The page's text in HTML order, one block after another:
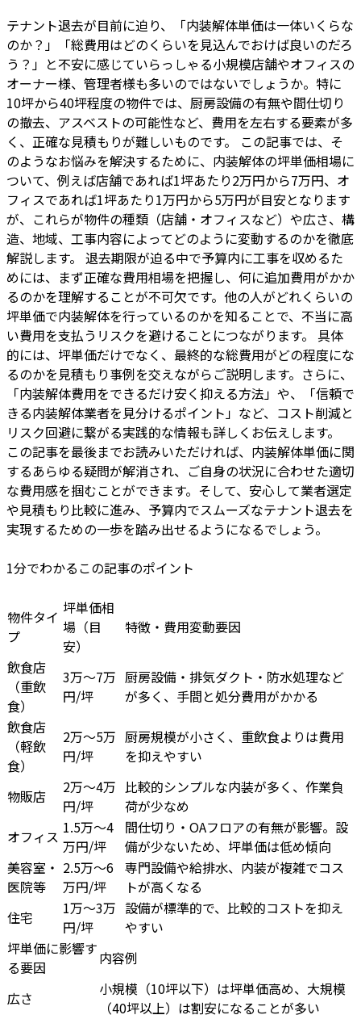
テナント退去が目前に迫り、「内装解体単価は一体いくらな
のか？」「総費用はどのくらいを見込んでおけば良いのだろ
う？」と不安に感じていらっしゃる小規模店舗やオフィスの
オーナー様、管理者様も多いのではないでしょうか。特に
10坪から40坪程度の物件では、厨房設備の有無や間仕切り
の撤去、アスベストの可能性など、費用を左右する要素が多
く、正確な見積もりが難しいものです。 この記事では、そ
のようなお悩みを解決するために、内装解体の坪単価相場に
ついて、例えば店舗であれば1坪あたり2万円から7万円、オ
フィスであれば1坪あたり1万円から5万円が目安となります
が、これらが物件の種類（店舗・オフィスなど）や広さ、構
造、地域、工事内容によってどのように変動するのかを徹底
解説します。 退去期限が迫る中で予算内に工事を収めるた
めには、まず正確な費用相場を把握し、何に追加費用がかか
るのかを理解することが不可欠です。他の人がどれくらいの
坪単価で内装解体を行っているのかを知ることで、不当に高
い費用を支払うリスクを避けることにつながります。 具体
的には、坪単価だけでなく、最終的な総費用がどの程度にな
るのかを見積もり事例を交えながらご説明します。さらに、
「内装解体費用をできるだけ安く抑える方法」や、「信頼で
きる内装解体業者を見分けるポイント」など、コスト削減と
リスク回避に繋がる実践的な情報も詳しくお伝えします。
この記事を最後までお読みいただければ、内装解体単価に関
するあらゆる疑問が解消され、ご自身の状況に合わせた適切
な費用感を掴むことができます。そして、安心して業者選定
や見積もり比較に進み、予算内でスムーズなテナント退去を
実現するための一歩を踏み出せるようになるでしょう。
1分でわかるこの記事のポイント
物件タイ
プ
坪単価相
場（目
安）
特徴・費用変動要因
飲食店
（重飲
食）
3万～7万
円/坪
厨房設備・排気ダクト・防水処理など
が多く、手間と処分費用がかかる
飲食店
（軽飲
食）
2万～5万
円/坪
厨房規模が小さく、重飲食よりは費用
を抑えやすい
物販店
2万～4万
円/坪
比較的シンプルな内装が多く、作業負
荷が少なめ
オフィス 1.5万～4
万円/坪
間仕切り・OAフロアの有無が影響。設
備が少ないため、坪単価は低め傾向
美容室・
医院等
2.5万～6
万円/坪
専門設備や給排水、内装が複雑でコス
トが高くなる
住宅
1万～3万
円/坪
設備が標準的で、比較的コストを抑え
やすい
坪単価に影響す
る要因
内容例
広さ
小規模（10坪以下）は坪単価高め、大規模
（40坪以上）は割安になることが多い